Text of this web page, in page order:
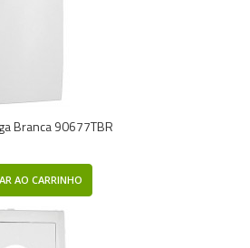
Branca 90677TBR
AO CARRINHO